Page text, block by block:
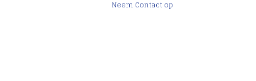
Neem Contact op